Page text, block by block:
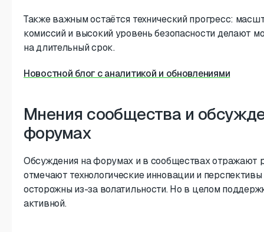
Также важным остаётся технический прогресс:
комиссий и высокий уровень безопасности делают
на длительный срок.
Новостной блог с аналитикой и обновлениями
Мнения сообщества и
форумах
Обсуждения на форумах и в сообществах отражают
отмечают технологические инновации и
осторожны из-за волатильности. Но в целом
активной.